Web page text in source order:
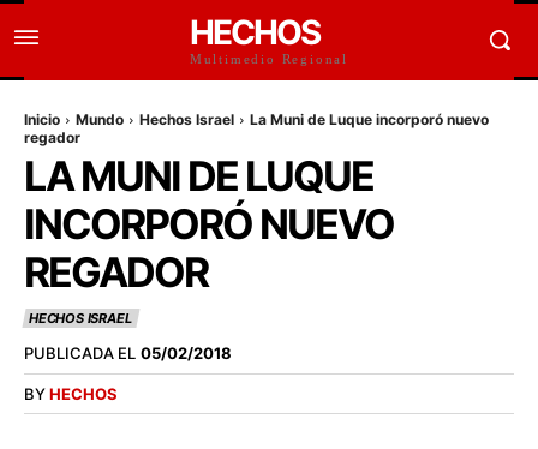
HECHOS
Multimedio Regional
Inicio Mundo Hechos Israel
La Muni de Luque incorporó nuevo
regador
LA MUNI DE LUQUE
INCORPORÓ NUEVO
REGADOR
HECHOS ISRAEL
PUBLICADA EL 05/02/2018
BYHECHOS